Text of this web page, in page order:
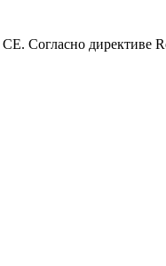
Согласно директиве